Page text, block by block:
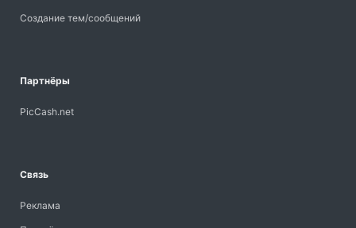
Создание тем/сообщений
Партнёры
PicCash.net
Связь
Реклама